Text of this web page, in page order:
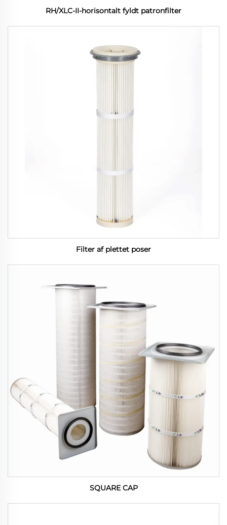
RH/XLC-II-horisontalt fyldt patronfilter
Filter af plettet poser
SQUARE CAP